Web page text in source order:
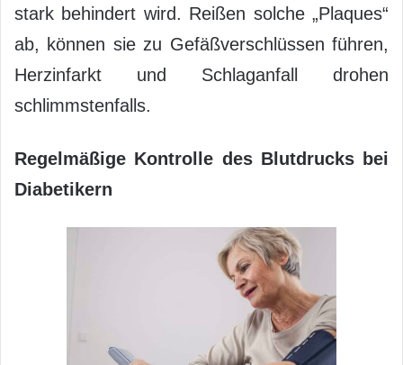
stark behindert wird. Reißen solche „Plaques“
ab, können sie zu Gefäßverschlüssen führen,
Herzinfarkt und Schlaganfall drohen
schlimmstenfalls.
Regelmäßige Kontrolle des Blutdrucks bei
Diabetikern